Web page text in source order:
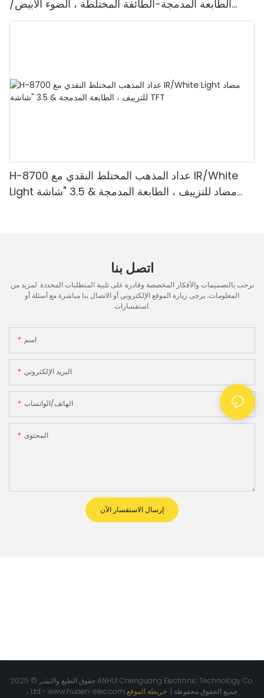
الطابعة المدمجة-الطائفة المختلطة ، الضوء الأبيض/
الأشعة تحت الحمراء/ملغ الكشف & حساب القيمة
H-8700 عداد المذهب المختلط النقدي مع IR/White
Light مضاد للتزييف ، الطابعة المدمجة & 3.5 "شاشة
اتصل بنا
نرحب بالتصميمات والأفكار المخصصة وقادرة على تلبية المتطلبات المحددة. لمزيد من
المعلومات، يرجى زيارة الموقع الإلكتروني أو الاتصال بنا مباشرة مع أسئلة أو
استفسارات.
اسم
البريد الإلكتروني
الهاتف/الواتساب
المحتوى
إرسال الاستفسار الآن
حقوق الطبع والنشر © 2025 ANHUI Chenguang Electronic Technology Co.
، Ltd - www.huaen-elec.com جميع الحقوق محفوظة | خريطة الموقع